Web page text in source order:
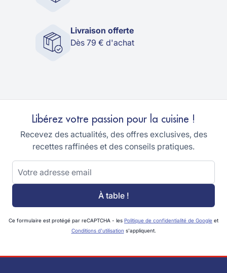
Livraison offerte
Dès 79 € d'achat
Libérez votre passion pour la cuisine !
Recevez des actualités, des offres exclusives, des
recettes raffinées et des conseils pratiques.
Adresse email
À table !
Ce formulaire est protégé par reCAPTCHA - les Politique de confidentialité de Google et
Conditions d'utilisation s'appliquent.